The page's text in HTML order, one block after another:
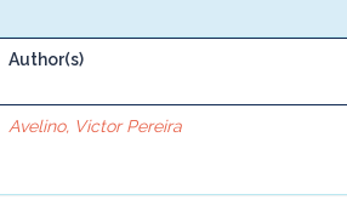
Author(s)
Avelino, Victor Pereira